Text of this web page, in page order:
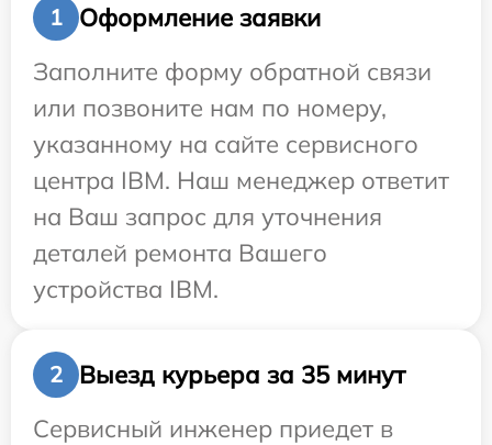
1
Оформление заявки
Заполните форму обратной связи
или позвоните нам по номеру,
указанному на сайте сервисного
центра IBM. Наш менеджер ответит
на Ваш запрос для уточнения
деталей ремонта Вашего
устройства IBM.
2
Выезд курьера за 35 минут
Сервисный инженер приедет в